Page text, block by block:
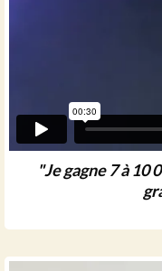
"Je gagne 7 à 10